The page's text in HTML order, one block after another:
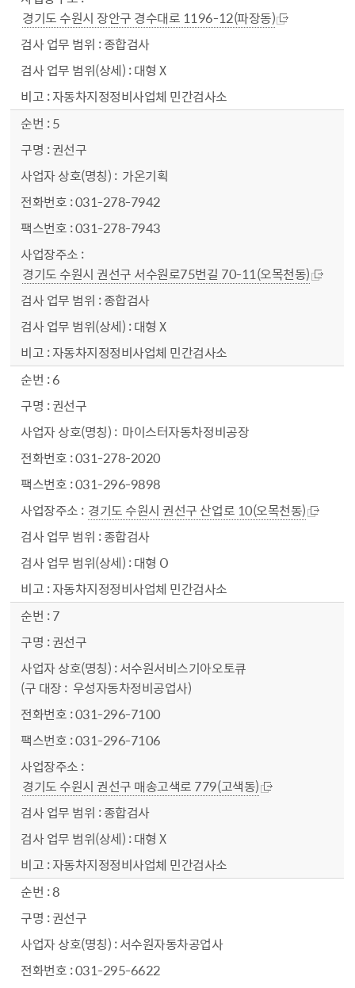
경기도 수원시 장안구 경수대로 1196-12(파장동)
종합검사
대형 X
자동차지정정비사업체 민간검사소
5
권선구
가온기획
031-278-7942
031-278-7943
경기도 수원시 권선구 서수원로75번길 70-11(오목천동)
종합검사
대형 X
자동차지정정비사업체 민간검사소
6
권선구
마이스터자동차정비공장
031-278-2020
031-296-9898
경기도 수원시 권선구 산업로 10(오목천동)
종합검사
대형 O
자동차지정정비사업체 민간검사소
7
권선구
서수원서비스기아오토큐
(구 대장 : 우성자동차정비공업사)
031-296-7100
031-296-7106
경기도 수원시 권선구 매송고색로 779(고색동)
종합검사
대형 X
자동차지정정비사업체 민간검사소
8
권선구
서수원자동차공업사
031-295-6622